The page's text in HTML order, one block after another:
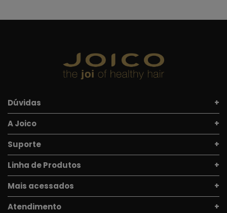
Dúvidas
A Joico
Suporte
Linha de Produtos
Mais acessados
Atendimento